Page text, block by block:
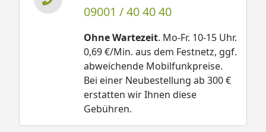
09001 / 40 40 40
Ohne Wartezeit. Mo-Fr. 10-15 Uhr.
0,69 €/Min. aus dem Festnetz, ggf.
abweichende Mobilfunkpreise.
Bei einer Neubestellung ab 300 €
erstatten wir Ihnen diese
Gebühren.